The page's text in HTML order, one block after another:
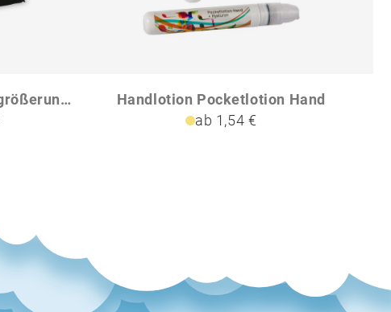
GUAPAS NormalVergrößerungsspiegel
Handlotion Pocketlotion Hand
ab 1,54 €